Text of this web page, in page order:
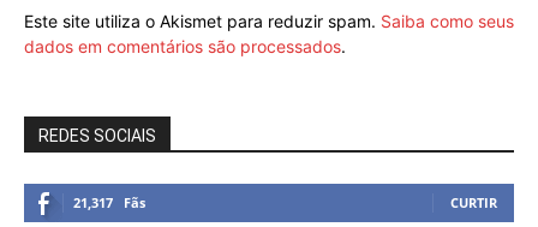
Este site utiliza o Akismet para reduzir spam. Saiba como seus
dados em comentários são processados.
REDES SOCIAIS
21,317 Fãs CURTIR